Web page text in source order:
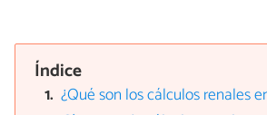
Índice
¿Qué son los cálculos renales